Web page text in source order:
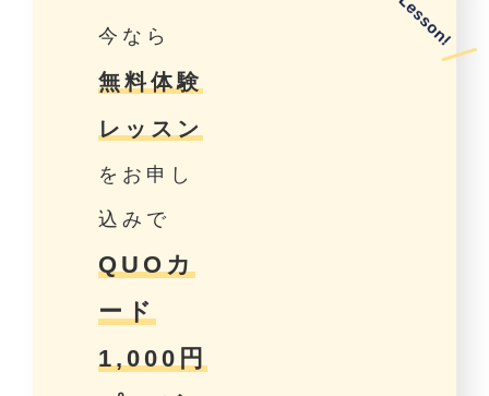
今なら
無料体験
レッスン
をお申し
込みで
QUOカ
ード
1,000円